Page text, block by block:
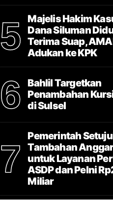
5
Majelis Hakim
Dana Siluman
Terima Suap,
Adukan ke KPK
6
Bahlil Targetkan
Penambahan
di Sulsel
7
Pemerintah
Tambahan
untuk Layanan
ASDP dan Pelni
Miliar